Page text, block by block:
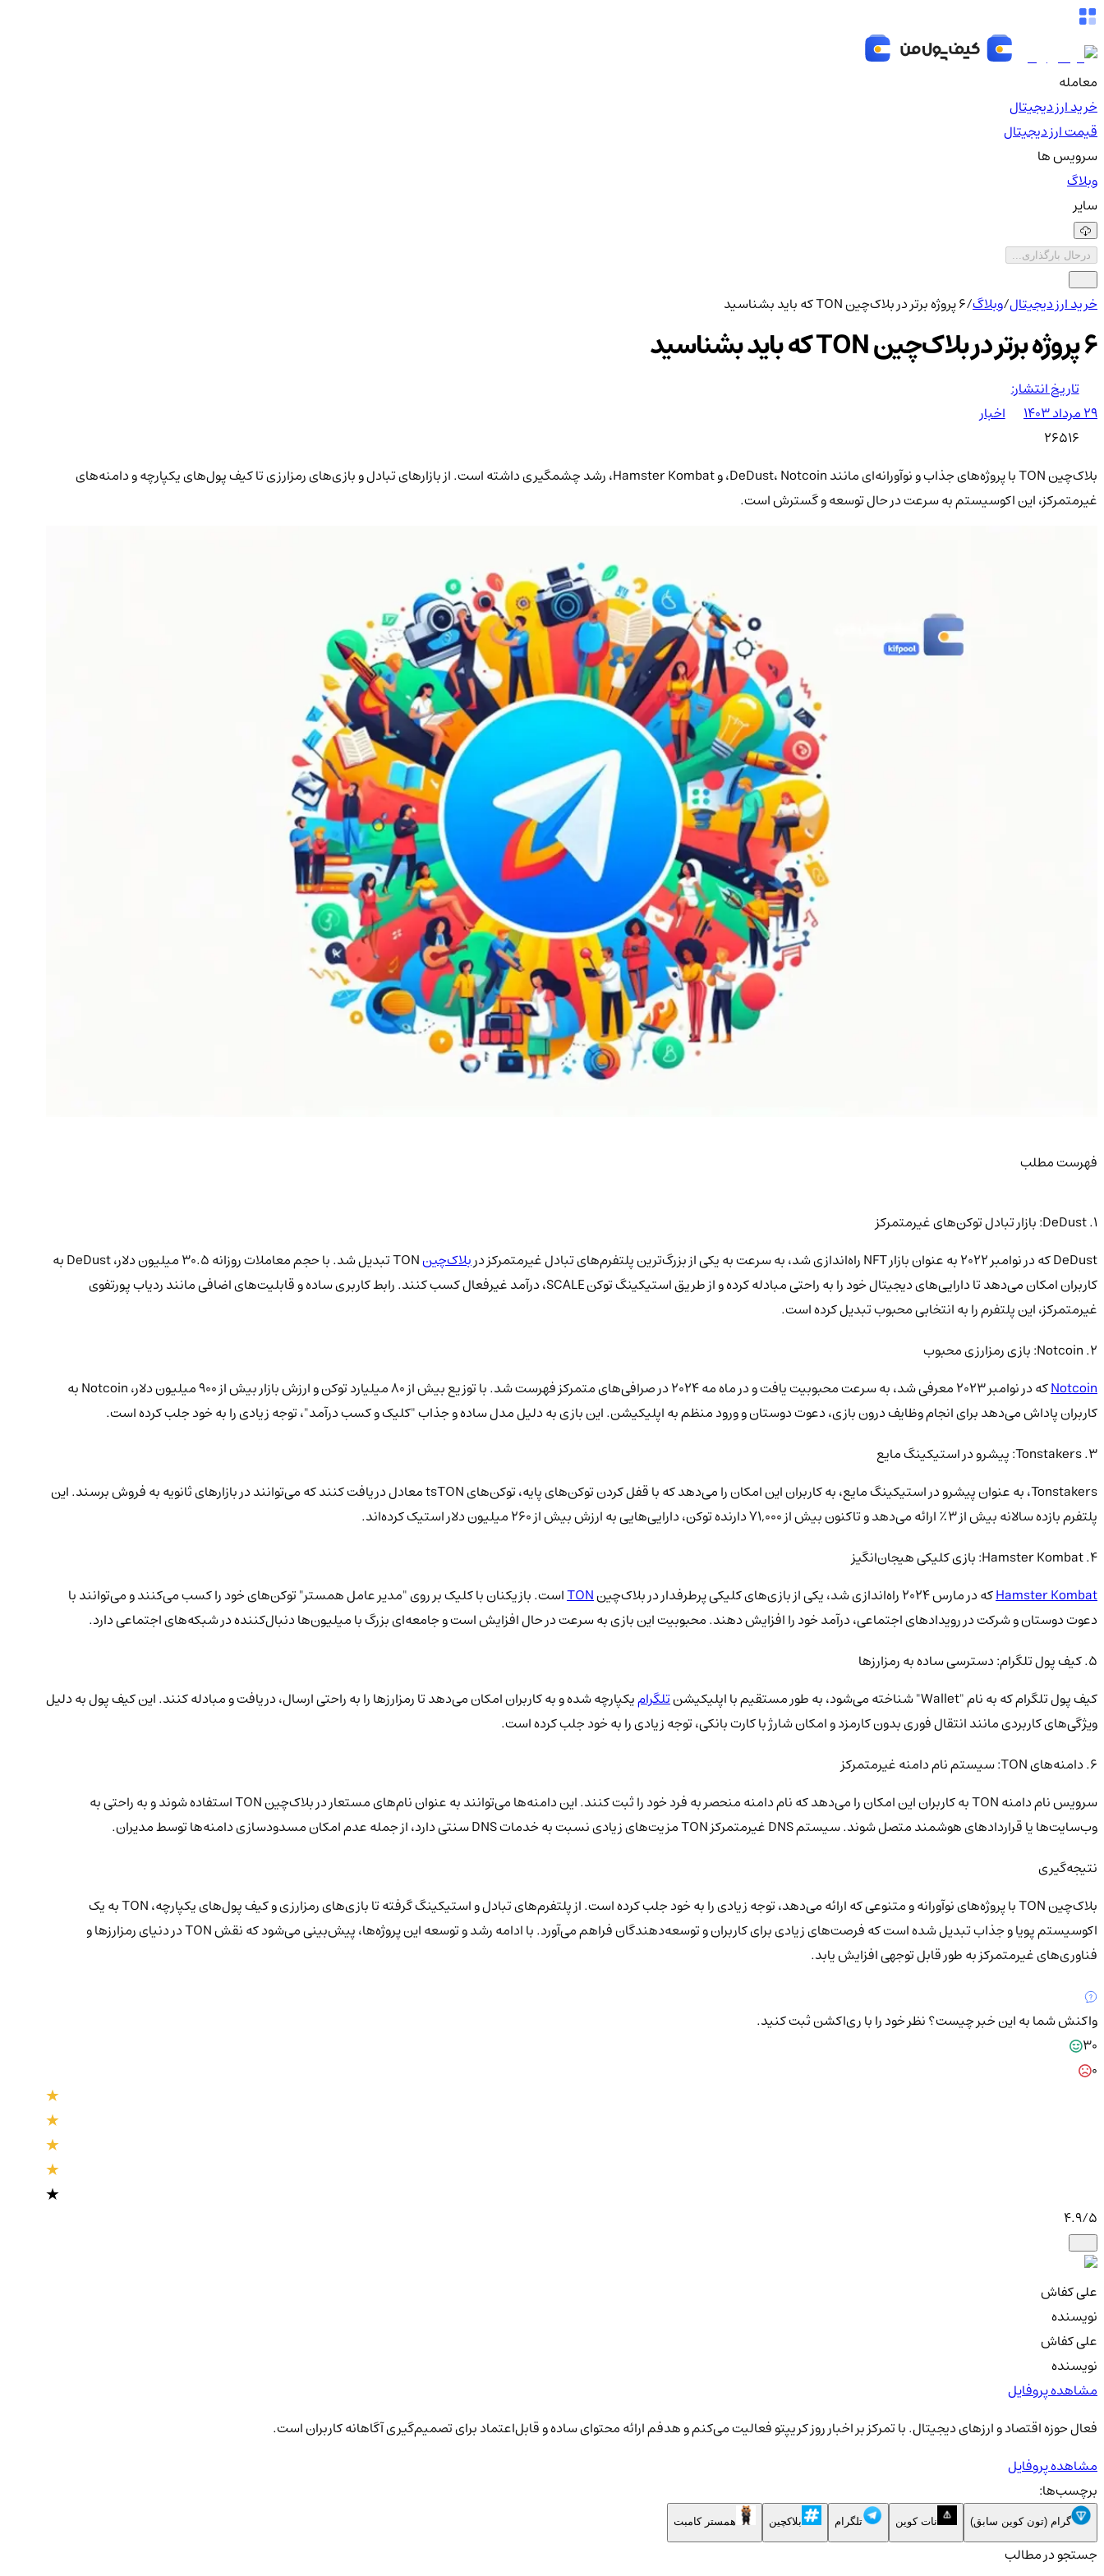
معامله
خرید ارز دیجیتال
قیمت ارز دیجیتال
سرویس ها
وبلاگ
سایر
درحال بارگذاری...
خرید ارز دیجیتال/وبلاگ/۶ پروژه برتر در بلاک‌چین TON که باید بشناسید
۶ پروژه برتر در بلاک‌چین TON که باید بشناسید
تاریخ انتشار:
۲۹ مرداد ۱۴۰۳
اخبار
26516
بلاک‌چین TON با پروژه‌های جذاب و نوآورانه‌ای مانند DeDust، Notcoin، و Hamster Kombat، رشد چشمگیری داشته است. از بازارهای تبادل و بازی‌های رمزارزی تا کیف پول‌های یکپارچه و دامنه‌های
غیرمتمرکز، این اکوسیستم به سرعت در حال توسعه و گسترش است.
فهرست مطلب
۱. DeDust: بازار تبادل توکن‌های غیرمتمرکز
DeDust که در نوامبر ۲۰۲۲ به عنوان بازار NFT راه‌اندازی شد، به سرعت به یکی از بزرگ‌ترین پلتفرم‌های تبادل غیرمتمرکز در
بلاک‌چین
TON تبدیل شد. با حجم معاملات روزانه ۳۰.۵ میلیون دلار، DeDust به
کاربران امکان می‌دهد تا دارایی‌های دیجیتال خود را به راحتی مبادله کرده و از طریق استیکینگ توکن SCALE، درآمد غیرفعال کسب کنند. رابط کاربری ساده و قابلیت‌های اضافی مانند ردیاب پورتفوی
غیرمتمرکز، این پلتفرم را به انتخابی محبوب تبدیل کرده است.
۲. Notcoin: بازی رمزارزی محبوب
Notcoin
که در نوامبر ۲۰۲۳ معرفی شد، به سرعت محبوبیت یافت و در ماه مه ۲۰۲۴ در صرافی‌های متمرکز فهرست شد. با توزیع بیش از ۸۰ میلیارد توکن و ارزش بازار بیش از ۹۰۰ میلیون دلار، Notcoin به
کاربران پاداش می‌دهد برای انجام وظایف درون بازی، دعوت دوستان و ورود منظم به اپلیکیشن. این بازی به دلیل مدل ساده و جذاب "کلیک و کسب درآمد"، توجه زیادی را به خود جلب کرده است.
۳. Tonstakers: پیشرو در استیکینگ مایع
Tonstakers، به عنوان پیشرو در استیکینگ مایع، به کاربران این امکان را می‌دهد که با قفل کردن توکن‌های پایه، توکن‌های tsTON معادل دریافت کنند که می‌توانند در بازارهای ثانویه به فروش برسند. این
پلتفرم بازده سالانه بیش از ۳٪ ارائه می‌دهد و تاکنون بیش از ۷۱,۰۰۰ دارنده توکن، دارایی‌هایی به ارزش بیش از ۲۶۰ میلیون دلار استیک کرده‌اند.
۴. Hamster Kombat: بازی کلیکی هیجان‌انگیز
Hamster Kombatکه در مارس ۲۰۲۴ راه‌اندازی شد، یکی از بازی‌های کلیکی پرطرفدار در بلاک‌چین TONاست. بازیکنان با کلیک بر روی "مدیر عامل همستر" توکن‌های خود را کسب می‌کنند و می‌توانند با
دعوت دوستان و شرکت در رویدادهای اجتماعی، درآمد خود را افزایش دهند. محبوبیت این بازی به سرعت در حال افزایش است و جامعه‌ای بزرگ با میلیون‌ها دنبال‌کننده در شبکه‌های اجتماعی دارد.
۵. کیف پول تلگرام: دسترسی ساده به رمزارزها
کیف پول تلگرام که به نام "Wallet" شناخته می‌شود، به طور مستقیم با اپلیکیشن
تلگرامیکپارچه شده و به کاربران امکان می‌دهد تا رمزارزها را به راحتی ارسال، دریافت و مبادله کنند. این کیف پول به دلیل
ویژگی‌های کاربردی مانند انتقال فوری بدون کارمزد و امکان شارژ با کارت بانکی، توجه زیادی را به خود جلب کرده است.
۶. دامنه‌های TON: سیستم نام دامنه غیرمتمرکز
سرویس نام دامنه TON به کاربران این امکان را می‌دهد که نام دامنه منحصر به فرد خود را ثبت کنند. این دامنه‌ها می‌توانند به عنوان نام‌های مستعار در بلاک‌چین TON استفاده شوند و به راحتی به
وب‌سایت‌ها یا قراردادهای هوشمند متصل شوند. سیستم DNS غیرمتمرکز TON مزیت‌های زیادی نسبت به خدمات DNS سنتی دارد، از جمله عدم امکان مسدودسازی دامنه‌ها توسط مدیران.
نتیجه‌گیری
بلاک‌چین TON با پروژه‌های نوآورانه و متنوعی که ارائه می‌دهد، توجه زیادی را به خود جلب کرده است. از پلتفرم‌های تبادل و استیکینگ گرفته تا بازی‌های رمزارزی و کیف پول‌های یکپارچه، TON به یک
اکوسیستم پویا و جذاب تبدیل شده است که فرصت‌های زیادی برای کاربران و توسعه‌دهندگان فراهم می‌آورد. با ادامه رشد و توسعه این پروژه‌ها، پیش‌بینی می‌شود که نقش TON در دنیای رمزارزها و
فناوری‌های غیرمتمرکز به طور قابل توجهی افزایش یابد.
واکنش شما به این خبر چیست؟نظر خود را با ری‌اکشن ثبت کنید.
30
0
4.9/5
علی کفاش
نویسنده
علی کفاش
نویسنده
مشاهده پروفایل
فعال حوزه اقتصاد و ارزهای دیجیتال. با تمرکز بر اخبار روز کریپتو فعالیت می‌کنم و هدفم ارائه محتوای ساده و قابل‌اعتماد برای تصمیم‌گیری آگاهانه کاربران است.
مشاهده پروفایل
برچسب‌ها:
گرام (تون کوین سابق) نات کوین تلگرام بلاکچین همستر کامبت
جستجو در مطالب